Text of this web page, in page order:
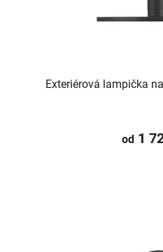
Exteriérová lampička
od 1